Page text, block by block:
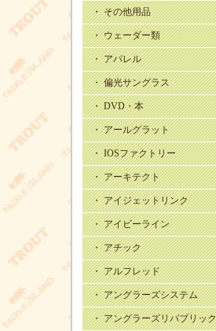
・ その他用品
・ ウェーダー類
・ アパレル
・ 偏光サングラス
・ DVD・本
・ アールグラット
・ IOSファクトリー
・ アーキテクト
・ アイジェットリンク
・ アイビーライン
・ アチック
・ アルフレッド
・ アングラーズシステム
・ アングラーズリパブリック